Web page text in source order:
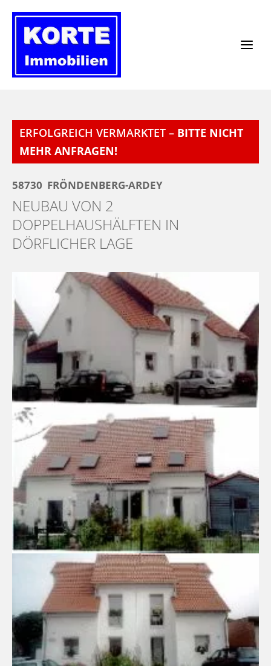
Inhalt
springen
ERFOLGREICH VERMARKTET – BITTE NICHT
MEHR ANFRAGEN!
58730 FRÖNDENBERG-ARDEY
NEUBAU VON 2
DOPPELHAUSHÄLFTEN IN
DÖRFLICHER LAGE